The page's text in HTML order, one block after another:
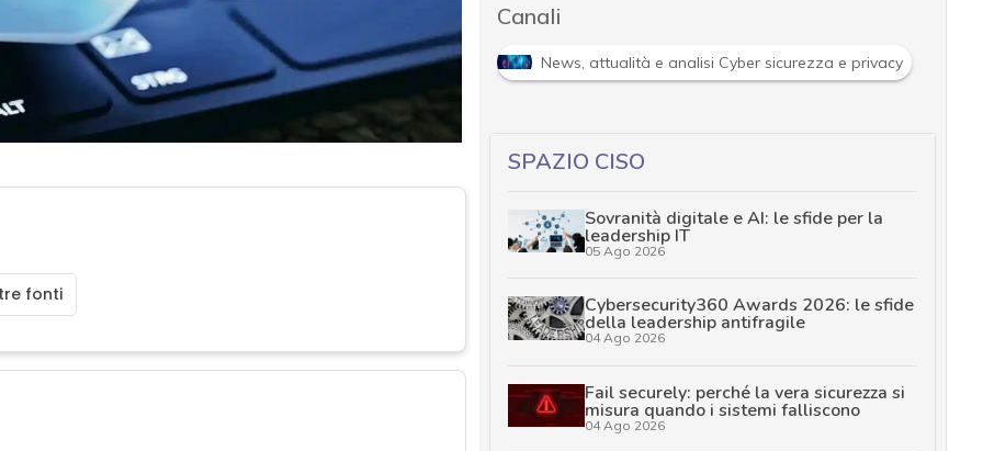
fonti
Canali
Cybersecurity nazionale News, attualità e analisi Cyber sicurezza e privacy
SPAZIO CISO
Sovranità digitale e AI: le sfide per la
leadership IT
05 Ago 2026
Cybersecurity360 Awards 2026: le sfide
della leadership antifragile
04 Ago 2026
Fail securely: perché la vera sicurezza si
misura quando i sistemi falliscono
04 Ago 2026